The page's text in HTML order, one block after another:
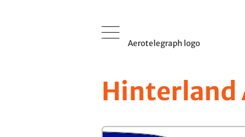
Aerotelegraph logo
Hinterland